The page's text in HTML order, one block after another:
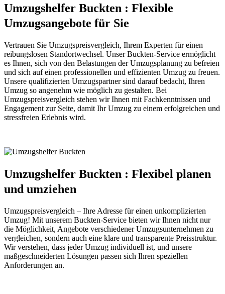
Umzugshelfer Buckten : Flexible
Umzugsangebote für Sie
Vertrauen Sie Umzugspreisvergleich, Ihrem Experten für einen
reibungslosen Standortwechsel. Unser Buckten-Service ermöglicht
es Ihnen, sich von den Belastungen der Umzugsplanung zu befreien
und sich auf einen professionellen und effizienten Umzug zu freuen.
Unsere qualifizierten Umzugspartner sind darauf bedacht, Ihren
Umzug so angenehm wie möglich zu gestalten. Bei
Umzugspreisvergleich stehen wir Ihnen mit Fachkenntnissen und
Engagement zur Seite, damit Ihr Umzug zu einem erfolgreichen und
stressfreien Erlebnis wird.
Umzugshelfer Buckten : Flexibel planen
und umziehen
Umzugspreisvergleich – Ihre Adresse für einen unkomplizierten
Umzug! Mit unserem Buckten-Service bieten wir Ihnen nicht nur
die Möglichkeit, Angebote verschiedener Umzugsunternehmen zu
vergleichen, sondern auch eine klare und transparente Preisstruktur.
Wir verstehen, dass jeder Umzug individuell ist, und unsere
maßgeschneiderten Lösungen passen sich Ihren speziellen
Anforderungen an.